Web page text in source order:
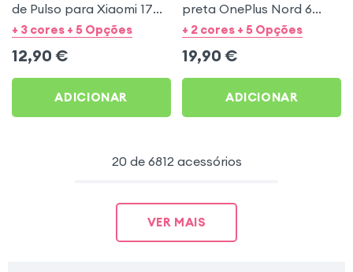
de Pulso para Xiaomi 17T
Pro - Preto Mayaxess
+ 3 cores + 5 Opções
12,90 €
ADICIONAR
preta OnePlus Nord 6
função carteira
+ 2 cores + 5 Opções
19,90 €
ADICIONAR
20 de 6812 acessórios
VER MAIS